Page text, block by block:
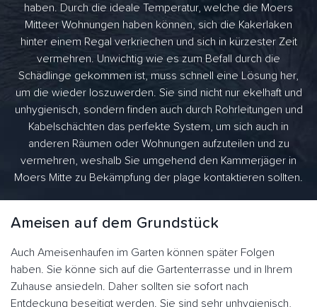
haben. Durch die ideale Temperatur, welche die Moers
Mitteer Wohnungen haben können, sich die Kakerlaken
hinter einem Regal verkriechen und sich in kürzester Zeit
vermehren. Unwichtig wie es zum Befall durch die
Schädlinge gekommen ist, muss schnell eine Lösung her,
um die wieder loszuwerden. Sie sind nicht nur ekelhaft und
unhygienisch, sondern finden auch durch Rohrleitungen und
Kabelschächten das perfekte System, um sich auch in
anderen Räumen oder Wohnungen aufzuteilen und zu
vermehren, weshalb Sie umgehend den Kammerjäger in
Moers Mitte zu Bekämpfung der plage kontaktieren sollten.
Ameisen auf dem Grundstück
Auch Ameisenhaufen im Garten können später Folgen
haben. Sie könne sich auf die Gartenterrasse und in Ihrem
Zuhause ansiedeln. Daher sollten sie sofort nach
Entdeckung beseitigt werden. Sie sind sehr unhygienisch,